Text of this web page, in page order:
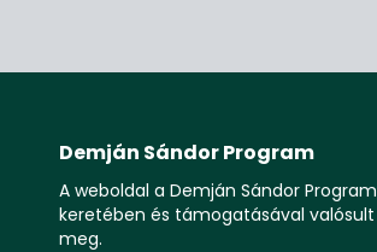
Demján Sándor Program
A weboldal a Demján Sándor Program
keretében és támogatásával valósult
meg.